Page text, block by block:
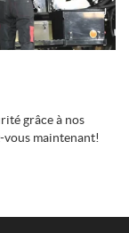
grâce à nos
vous maintenant!